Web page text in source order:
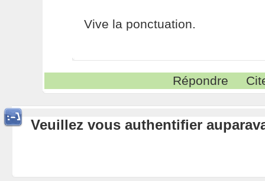
Vive la ponctuation.
Répondre
Veuillez vous authentifier